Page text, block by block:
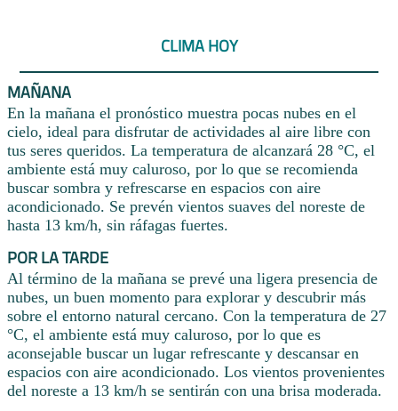
CLIMA HOY
MAÑANA
En la mañana el pronóstico muestra pocas nubes en el
cielo, ideal para disfrutar de actividades al aire libre con
tus seres queridos. La temperatura de alcanzará 28 °C, el
ambiente está muy caluroso, por lo que se recomienda
buscar sombra y refrescarse en espacios con aire
acondicionado. Se prevén vientos suaves del noreste de
hasta 13 km/h, sin ráfagas fuertes.
POR LA TARDE
Al término de la mañana se prevé una ligera presencia de
nubes, un buen momento para explorar y descubrir más
sobre el entorno natural cercano. Con la temperatura de 27
°C, el ambiente está muy caluroso, por lo que es
aconsejable buscar un lugar refrescante y descansar en
espacios con aire acondicionado. Los vientos provenientes
del noreste a 13 km/h se sentirán con una brisa moderada.